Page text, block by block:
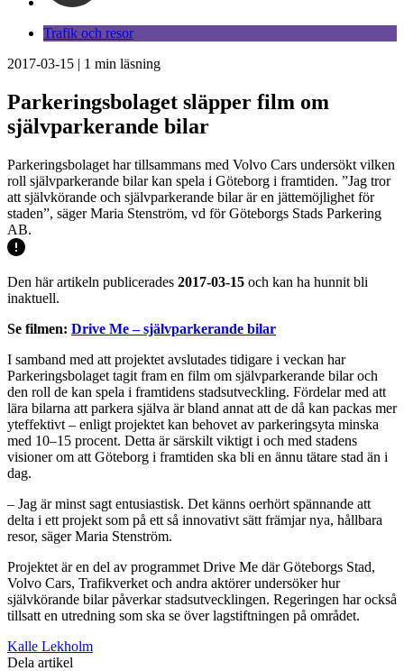
Trafik och resor
2017-03-15 | 1 min läsning
Parkeringsbolaget släpper film om
självparkerande bilar
Parkeringsbolaget har tillsammans med Volvo Cars undersökt vilken
roll självparkerande bilar kan spela i Göteborg i framtiden. ”Jag tror
att självkörande och självparkerande bilar är en jättemöjlighet för
staden”, säger Maria Stenström, vd för Göteborgs Stads Parkering
AB.
Den här artikeln publicerades 2017-03-15 och kan ha hunnit bli
inaktuell.
Se filmen: Drive Me – självparkerande bilar
I samband med att projektet avslutades tidigare i veckan har
Parkeringsbolaget tagit fram en film om självparkerande bilar och
den roll de kan spela i framtidens stadsutveckling. Fördelar med att
lära bilarna att parkera själva är bland annat att de då kan packas mer
yteffektivt – enligt projektet kan behovet av parkeringsyta minska
med 10–15 procent. Detta är särskilt viktigt i och med stadens
visioner om att Göteborg i framtiden ska bli en ännu tätare stad än i
dag.
– Jag är minst sagt entusiastisk. Det känns oerhört spännande att
delta i ett projekt som på ett så innovativt sätt främjar nya, hållbara
resor, säger Maria Stenström.
Projektet är en del av programmet Drive Me där Göteborgs Stad,
Volvo Cars, Trafikverket och andra aktörer undersöker hur
självkörande bilar påverkar stadsutvecklingen. Regeringen har också
tillsatt en utredning som ska se över lagstiftningen på området.
Kalle Lekholm
Dela artikel